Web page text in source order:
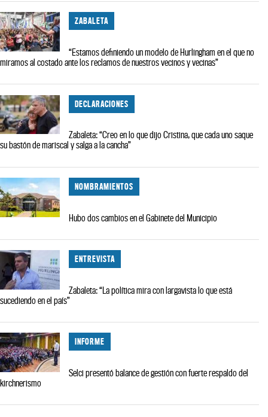
ZABALETA
“Estamos definiendo un modelo de Hurlingham en el que no
miramos al costado ante los reclamos de nuestros vecinos y vecinas”
DECLARACIONES
Zabaleta: “Creo en lo que dijo Cristina, que cada uno saque
su bastón de mariscal y salga a la cancha”
NOMBRAMIENTOS
Hubo dos cambios en el Gabinete del Municipio
ENTREVISTA
Zabaleta: “La política mira con largavista lo que está
sucediendo en el país”
INFORME
Selci presentó balance de gestión con fuerte respaldo del
kirchnerismo